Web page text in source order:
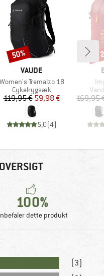
MÆRKE
VAUDE
Artikel
Women's Tremalzo 18
Produktgruppe
Cykelrygsæk
Pris
119,95 €Nedsat pris
59,98 €
5,0(4)
Rabat
50%
169,95
100%
dette produkt
(3)